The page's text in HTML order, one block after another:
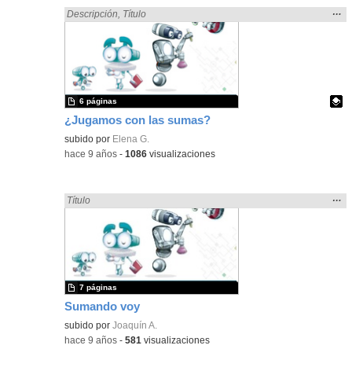
¿Jugamos con las sumas?
Encontrado «sumar» en:
Descripción Título
la
…
Contenido educativo.
subido por Elena G.
6 páginas
-hace 9 años -1086 visualizaciones
Sumando voy
Encontrado «sumar» en:
Título
la
…
subido porJoaquín A.
7 páginas
-hace 9 años -581 visualizaciones